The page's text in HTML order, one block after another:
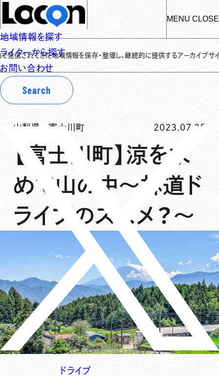
MENU CLOSE
地域情報を探す
ライターから探す
お問い合わせ
Search
た地域情報を保存・整理し、継続的に提供するアーカイブサイトです✌ 「
山梨県 富士川町 2023.07.25
【富士川町】涼を求
めて山の中〜林道ド
ライブのススメ？〜
ドライブ